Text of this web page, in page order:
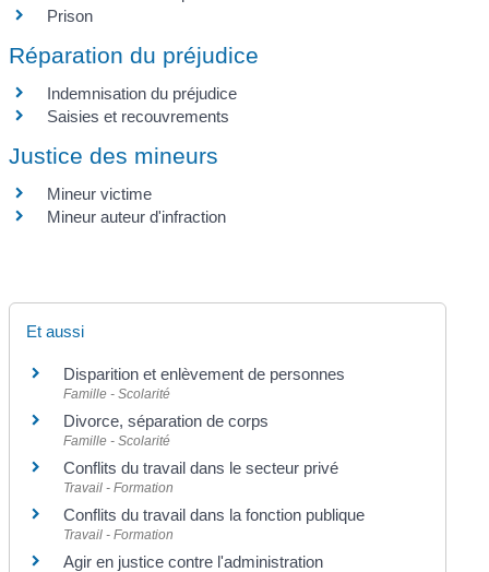
Prison
Réparation du préjudice
Indemnisation du préjudice
Saisies et recouvrements
Justice des mineurs
Mineur victime
Mineur auteur d'infraction
Et aussi
Disparition et enlèvement de personnes
Famille - Scolarité
Divorce, séparation de corps
Famille - Scolarité
Conflits du travail dans le secteur privé
Travail - Formation
Conflits du travail dans la fonction publique
Travail - Formation
Agir en justice contre l'administration